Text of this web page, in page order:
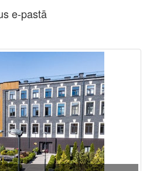
e-pastā